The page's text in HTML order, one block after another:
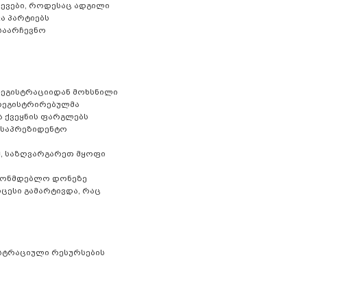
როდესაც ადგილი
პარტიებს
მოხსნილი
ფარგლებს
საზღვარგარეთ მყოფი
დონეზე
გამარტივდა, რაც
რესურსების